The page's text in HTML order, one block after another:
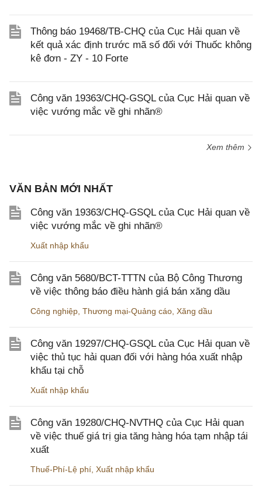
Thông báo 19468/TB-CHQ của Cục Hải quan về
kết quả xác định trước mã số đối với Thuốc không
kê đơn - ZY - 10 Forte
Công văn 19363/CHQ-GSQL của Cục Hải quan về
việc vướng mắc về ghi nhãn®
Xem thêm
VĂN BẢN MỚI NHẤT
Công văn 19363/CHQ-GSQL của Cục Hải quan về
việc vướng mắc về ghi nhãn®
Xuất nhập khẩu
Công văn 5680/BCT-TTTN của Bộ Công Thương
về việc thông báo điều hành giá bán xăng dầu
Công nghiệp Thương mại-Quảng cáo Xăng dầu
Công văn 19297/CHQ-GSQL của Cục Hải quan về
việc thủ tục hải quan đối với hàng hóa xuất nhập
khẩu tại chỗ
Xuất nhập khẩu
Công văn 19280/CHQ-NVTHQ của Cục Hải quan
về việc thuế giá trị gia tăng hàng hóa tạm nhập tái
xuất
Thuế-Phí-Lệ phí Xuất nhập khẩu